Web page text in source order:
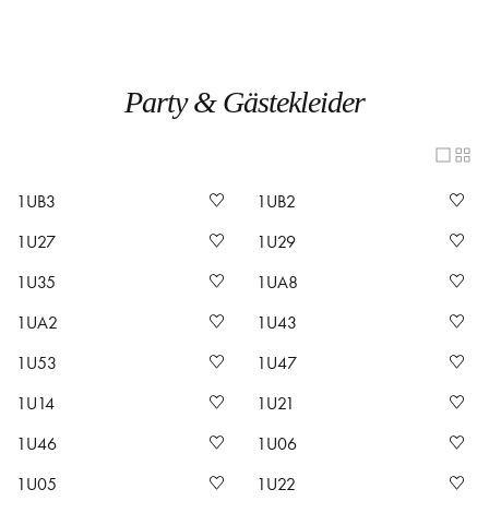
Party & Gästekleider
1UB3
1UB2
1U27
1U29
1U35
1UA8
1UA2
1U43
1U53
1U47
1U14
1U21
1U46
1U06
1U05
1U22